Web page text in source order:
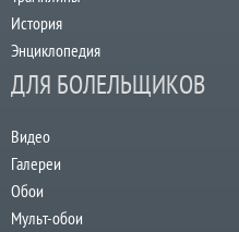
История
Энциклопедия
ДЛЯ БОЛЕЛЬЩИКОВ
Видео
Галереи
Обои
Мульт-обои